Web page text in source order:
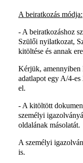
A beiratkozás módja:
- A beiratkozáshoz
Szülői nyilatkozat,
kitöltése és annak
Kérjük, amennyiben
adatlapot egy A/4-
el.
- A kitöltött
személyi
oldalának másolatát.
A személyi
is.